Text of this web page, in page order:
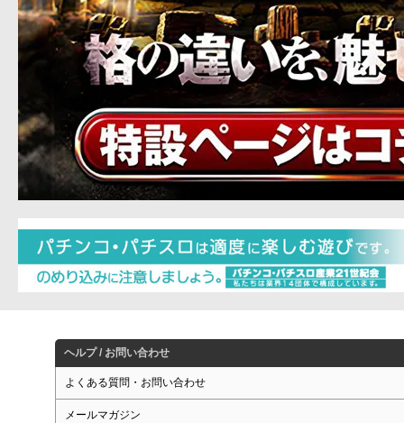
ヘルプ / お問い合わせ
よくある質問・お問い合わせ
メールマガジン